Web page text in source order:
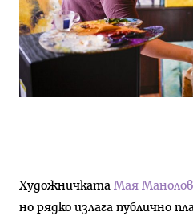
Художничката Мая
но рядко излага публично